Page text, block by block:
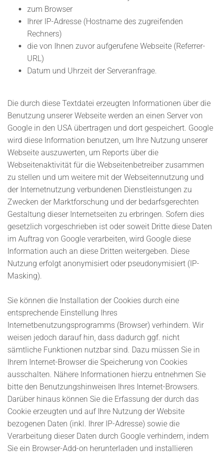
zum Browser
Ihrer IP-Adresse (Hostname des zugreifenden
Rechners)
die von Ihnen zuvor aufgerufene Webseite (Referrer-
URL)
Datum und Uhrzeit der Serveranfrage.
Die durch diese Textdatei erzeugten Informationen über die
Benutzung unserer Webseite werden an einen Server von
Google in den USA übertragen und dort gespeichert. Google
wird diese Information benutzen, um Ihre Nutzung unserer
Webseite auszuwerten, um Reports über die
Webseitenaktivität für die Webseitenbetreiber zusammen
zu stellen und um weitere mit der Webseitennutzung und
der Internetnutzung verbundenen Dienstleistungen zu
Zwecken der Marktforschung und der bedarfsgerechten
Gestaltung dieser Internetseiten zu erbringen. Sofern dies
gesetzlich vorgeschrieben ist oder soweit Dritte diese Daten
im Auftrag von Google verarbeiten, wird Google diese
Information auch an diese Dritten weitergeben. Diese
Nutzung erfolgt anonymisiert oder pseudonymisiert (IP-
Masking).
Sie können die Installation der Cookies durch eine
entsprechende Einstellung Ihres
Internetbenutzungsprogramms (Browser) verhindern. Wir
weisen jedoch darauf hin, dass dadurch ggf. nicht
sämtliche Funktionen nutzbar sind. Dazu müssen Sie in
Ihrem Internet-Browser die Speicherung von Cookies
ausschalten. Nähere Informationen hierzu entnehmen Sie
bitte den Benutzungshinweisen Ihres Internet-Browsers.
Darüber hinaus können Sie die Erfassung der durch das
Cookie erzeugten und auf Ihre Nutzung der Website
bezogenen Daten (inkl. Ihrer IP-Adresse) sowie die
Verarbeitung dieser Daten durch Google verhindern, indem
Sie ein Browser-Add-on herunterladen und installieren